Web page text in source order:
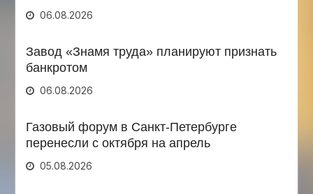
06.08.2026
Завод «Знамя труда» планируют признать
банкротом
06.08.2026
Газовый форум в Санкт-Петербурге
перенесли с октября на апрель
05.08.2026